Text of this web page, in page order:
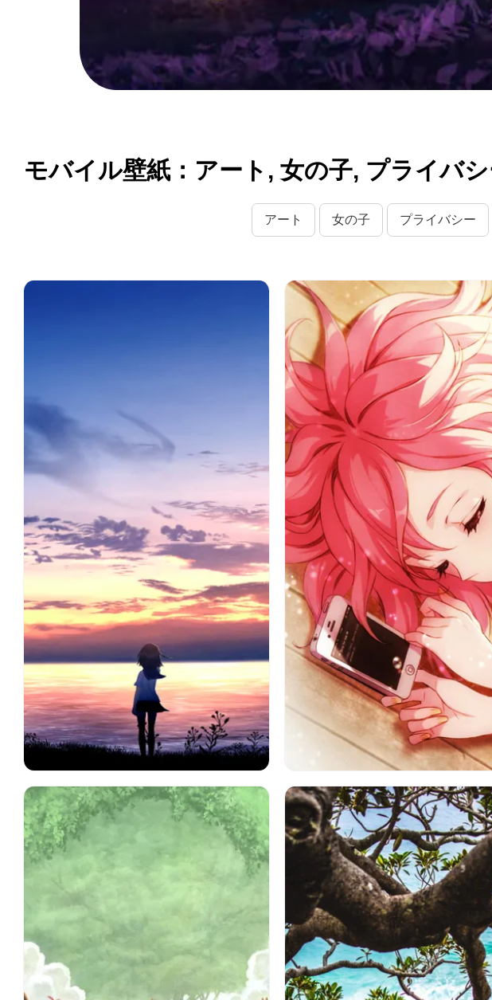
モバイル壁紙：アート, 女の子, プライバ
アート 女の子 プライバシー
女の子 アート 海 地平線 孤独 寂しさ 女の子 アニメ 電話 ピンクの髪
ショートヘア 睡眠